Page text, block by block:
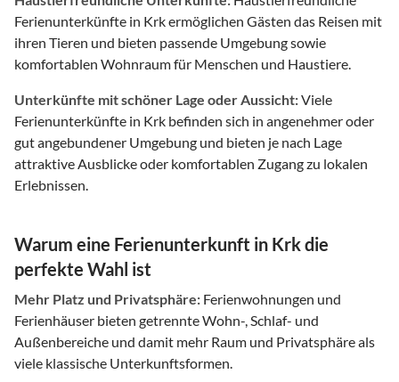
Ferienunterkünfte in Krk ermöglichen Gästen das Reisen mit
ihren Tieren und bieten passende Umgebung sowie
komfortablen Wohnraum für Menschen und Haustiere.
Unterkünfte mit schöner Lage oder Aussicht:Viele
Ferienunterkünfte in Krk befinden sich in angenehmer oder
gut angebundener Umgebung und bieten je nach Lage
attraktive Ausblicke oder komfortablen Zugang zu lokalen
Erlebnissen.
Warum eine Ferienunterkunft in Krk die
perfekte Wahl ist
Mehr Platz und Privatsphäre: Ferienwohnungen und
Ferienhäuser bieten getrennte Wohn-, Schlaf- und
Außenbereiche und damit mehr Raum und Privatsphäre als
viele klassische Unterkunftsformen.